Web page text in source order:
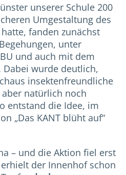
unserer Schule 200
Umgestaltung des
fanden zunächst
unter
und auch mit dem
wurde deutlich,
insektenfreundliche
natürlich noch
entstand die Idee, im
„Das KANT blüht auf“
– und die Aktion fiel erst
der Innenhof schon